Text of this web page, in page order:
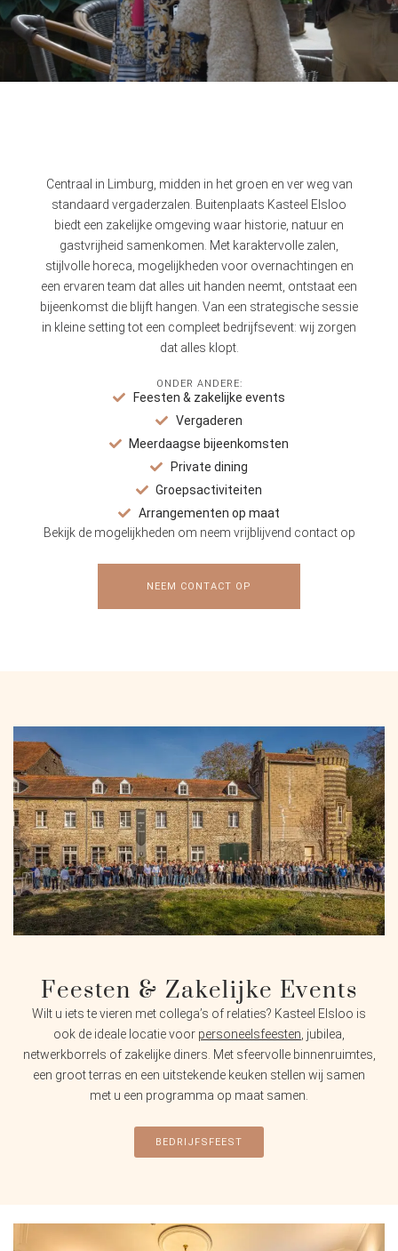
Centraal in Limburg, midden in het groen en ver weg van
standaard vergaderzalen. Buitenplaats Kasteel Elsloo
biedt een zakelijke omgeving waar historie, natuur en
gastvrijheid samenkomen. Met karaktervolle zalen,
stijlvolle horeca, mogelijkheden voor overnachtingen en
een ervaren team dat alles uit handen neemt, ontstaat een
bijeenkomst die blijft hangen. Van een strategische sessie
in kleine setting tot een compleet bedrijfsevent: wij zorgen
dat alles klopt.
ONDER ANDERE:
Feesten & zakelijke events
Vergaderen
Meerdaagse bijeenkomsten
Private dining
Groepsactiviteiten
Arrangementen op maat
Bekijk de mogelijkheden om neem vrijblijvend contact op
NEEM CONTACT OP
Feesten & Zakelijke Events
Wilt u iets te vieren met collega’s of relaties? Kasteel Elsloo is
ook de ideale locatie voor personeelsfeesten, jubilea,
netwerkborrels of zakelijke diners. Met sfeervolle binnenruimtes,
een groot terras en een uitstekende keuken stellen wij samen
met u een programma op maat samen.
BEDRIJFSFEEST